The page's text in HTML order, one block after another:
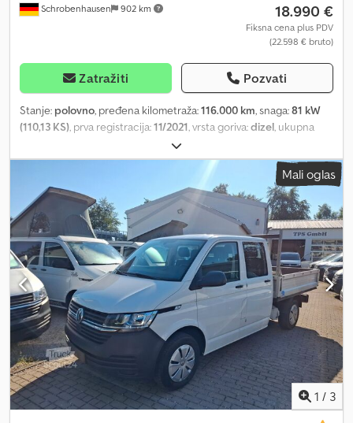
Schrobenhausen 902 km 18.990 €
Fiksna cena plus PDV
(22.598 € bruto)
Zatražiti Pozvati
Stanje: polovno, pređena kilometraža:116.000 km, snaga:81 kW
(110,13 KS), prva registracija:11/2021, vrsta goriva:dizel, ukupna
, sledeća inspekcija (TÜV):
prenosa:mehanički, emisioni razred:Euro 6, Oprema:ABS,
centralno zaključavanje, elektronski program stabilnosti (ESP),
filter za čađ, grejač za parkiranje, klima uređaj, navigacioni
sistem
, Daljinski upravljač, grejani spoljašnji retrovizori, radio,
mogućnost korišćenja Apple CarPlay-a, dostava širom zemlje 295
EUR + PDV, kuka za vuču sa montažom 790 EUR + PDV, garancija i
probna vožnja su mogući. Djdpfxjztg Uxe Apreck Br.: 867 Radno
vreme: ponedeljak-petak od 8:00 do 12:00 i od 13:30 do 17:00,
subotom od 9:00 do 11:30. Više vozila možete pronaći na:
Mali oglas
1 / 3